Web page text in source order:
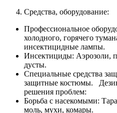
Средства, оборудование:
Профессиональное
холодного, горячего
инсектицидные лампы.
Инсектициды: Аэрозоли,
дусты.
Специальные средства
защитные костюмы.
решения проблем:
Борьба с насекомыми:
моль, мухи, комары.